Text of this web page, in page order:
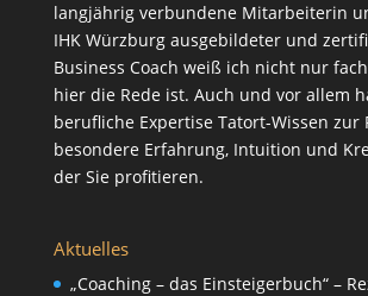
langjährig verbundene Mitarbeiterin
IHK Würzburg ausgebildeter und
Business Coach weiß ich nicht nur
hier die Rede ist. Auch und vor allem
berufliche Expertise Tatort-Wissen zur
besondere Erfahrung, Intuition und
der Sie profitieren.
Aktuelles
„Coaching – das Einsteigerbuch“ –